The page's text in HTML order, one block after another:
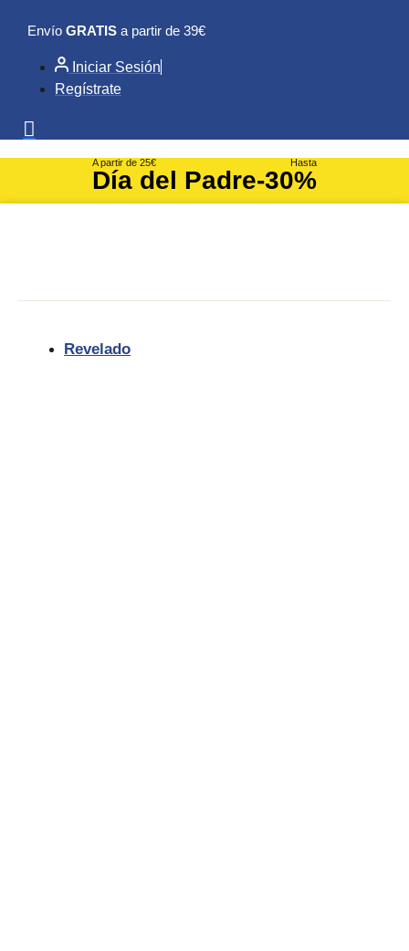
contenido
Envío GRATIS a partir de 39€
Iniciar Sesión
Regístrate
A partir de 25€
Día del Padre
Hasta
-30%
Revelado